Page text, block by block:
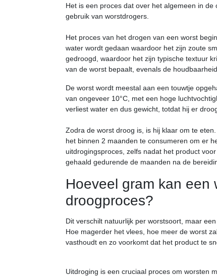
Het is een proces dat over het algemeen in
gebruik van worstdrogers.
Het proces van het drogen van een worst
water wordt gedaan waardoor het zijn zoute
gedroogd, waardoor het zijn typische textuur
van de worst bepaalt, evenals de
De worst wordt meestal aan een touwtje
van ongeveer 10°C, met een hoge
verliest water en dus gewicht, totdat hij er
Zodra de worst droog is, is hij klaar om te
het binnen 2 maanden te consumeren om er
uitdrogingsproces, zelfs nadat het product
gehaald gedurende de maanden na de
Hoeveel gram kan een
droogproces?
Dit verschilt natuurlijk per worstsoort, maar
Hoe magerder het vlees, hoe meer de worst
vasthoudt en zo voorkomt dat het product te
Uitdroging is een cruciaal proces om worsten